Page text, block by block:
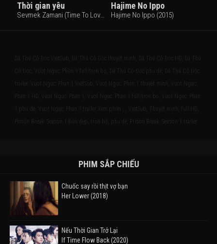
Thời gian yêu
Sevmek Zamani (Time To Love) (2022)
Hajime No Ippo
Hajime No Ippo (2015)
Dã Thú Cô Độc VietSub, Dã Thú Cô Độc thuyết minh, Dã Thú Cô Độc HD, Dã Thú
Cô Độc, Vượt Ngục: Phần 1 full/trọn bộ, Dã Thú Cô Độc phụ đề, Dã Thú Cô Độc
trailer, Vuot Nguc: Phan 1 VietSub, Vuot Nguc: Phan 1 thuyet minh, Vuot Nguc:
Phan 1 HD, Vuot Nguc: Phan 1, Vuot Nguc: Phan 1 full/tron bo, Vuot Nguc: Phan
1 phu de, Vuot Nguc: Phan 1 trailer Xem phim , , VietSub, Thuyết minh, full HD,
Prison Break: Season 1 bản đẹp, trọn bộ, phụ đề, Prison Break: Season 1 trailer
PHIM SẮP CHIẾU
Chuốc say rồi thịt vợ bạn
Her Lower (2018)
Nếu Thời Gian Trở Lại
If Time Flow Back (2020)